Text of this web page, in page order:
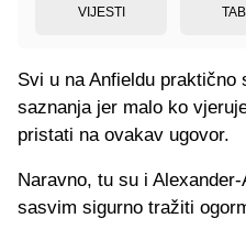
VIJESTI
Svi u na Anfieldu praktično
saznanja jer malo ko
pristati na ovakav ugovor.
Naravno, tu su i
sasvim sigurno tražiti